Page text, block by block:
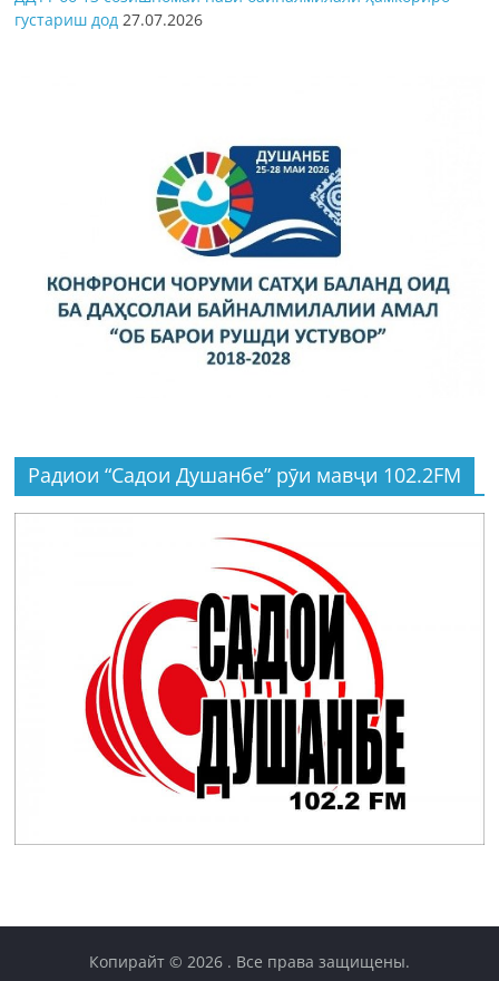
густариш дод 27.07.2026
Радиои “Садои Душанбе” рӯи мавҷи 102.2FM
Копирайт © 2026 . Все права защищены.